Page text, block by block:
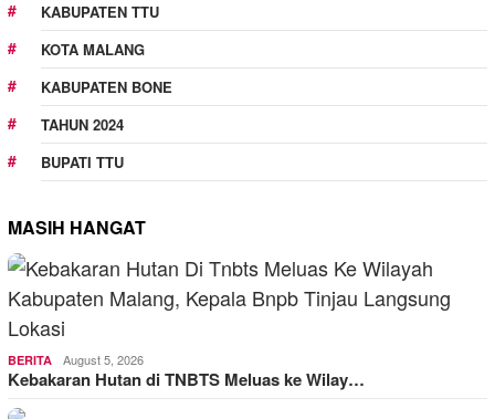
KABUPATEN TTU
KOTA MALANG
KABUPATEN BONE
TAHUN 2024
BUPATI TTU
MASIH HANGAT
BERITA August 5, 2026
Kebakaran Hutan di TNBTS Meluas ke Wilay…